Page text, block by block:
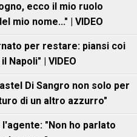
ecco il mio ruolo
mio nome..." | VIDEO
per restare: piansi coi
Napoli" | VIDEO
Di Sangro non solo per
di un altro azzurro"
"Non ho parlato